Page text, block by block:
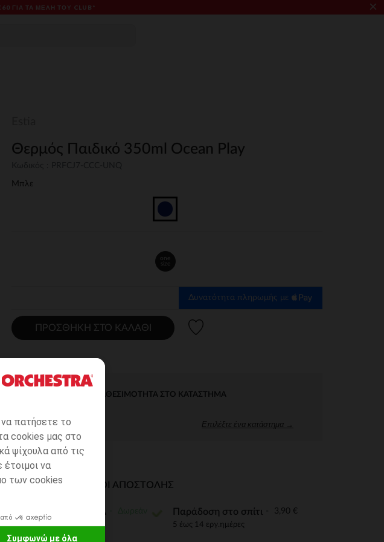
πατήσετε το
cookies μας στο
ψίχουλα από τις
έτοιμοι να
των cookies
Συμφωνώ με όλα
ΓΙΑ ΤΑ ΜΈΛΗ ΤΟΥ CLUB* ×
Θερμός Παιδικό 350ml Ocean Play
Μπλε
one
size
Δυνατότητα πληρωμής με
ΠΡΟΣΘΉΚΗ ΣΤΟ ΚΑΛΆΘΙ
ΆΜΕΣΗ ΔΙΑΘΕΣΙΜΌΤΗΤΑ ΣΤΟ ΚΑΤΆΣΤΗΜΑ
Επιλέξτε ένα κατάστημα →
ΔΙΑΘΈΣΙΜΟΙ ΤΡΌΠΟΙ ΑΠΟΣΤΟΛΉΣ
ΣΕ ΚΑΤΑΣΤΗΜΑ Παράδοση στο σπίτι 3,90 €
5 έως 14 εργ.ημέρες